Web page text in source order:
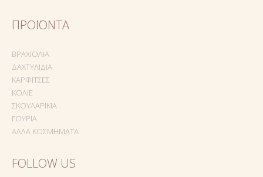
ΠΡΟΪΌΝΤΑ
ΒΡΑΧΙΌΛΙΑ
ΔΑΧΤΥΛΊΔΙΑ
ΚΑΡΦΊΤΣΕΣ
ΚΟΛΙΈ
ΣΚΟΥΛΑΡΊΚΙΑ
ΓΟΎΡΙΑ
ΆΛΛΑ ΚΟΣΜΉΜΑΤΑ
FOLLOW US